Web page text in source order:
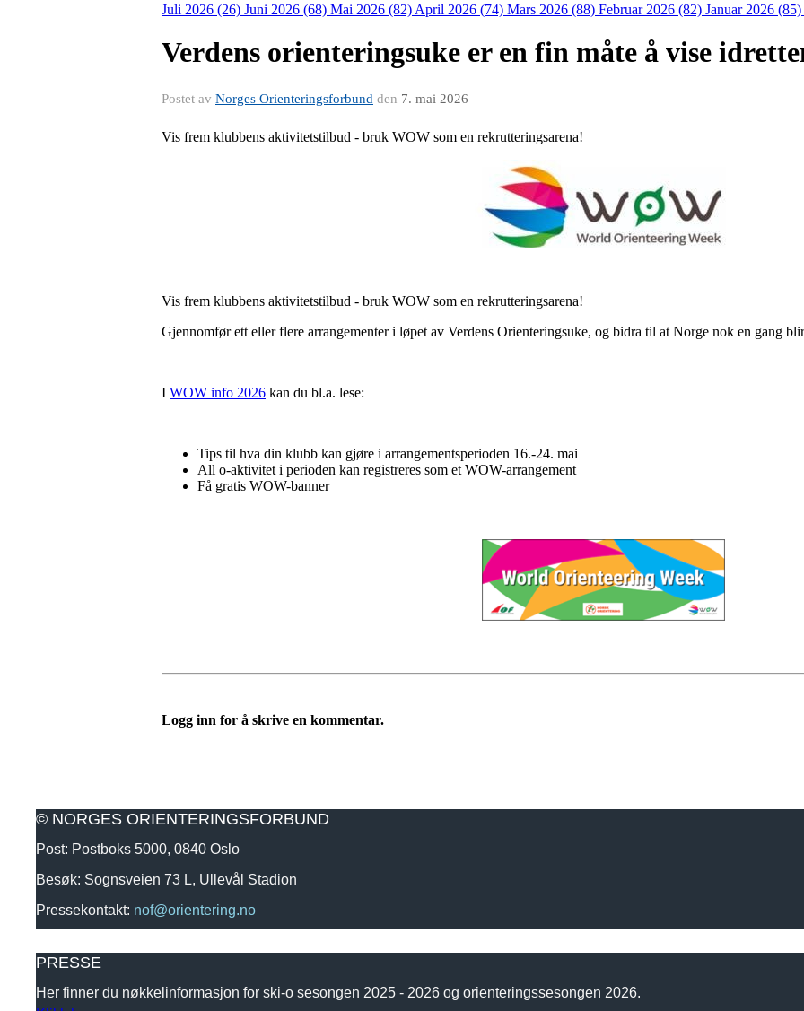
Juli 2026 (26) Juni 2026 (68) Mai 2026 (82) April 2026 (74) Mars 2026 (88) Februar 2026 (82) Januar 2026 (85)
Verdens orienteringsuke er en fin måte å vise
Postet av Norges Orienteringsforbund den 7. mai 2026
Vis frem klubbens aktivitetstilbud - bruk WOW som en rekrutteringsarena!
Vis frem klubbens aktivitetstilbud - bruk WOW som en rekrutteringsarena!
Gjennomfør ett eller flere arrangementer i løpet av Verdens Orienteringsuke, og bidra til at Norge nok en gang
I WOW info 2026 kan du bl.a. lese:
Tips til hva din klubb kan gjøre i arrangementsperioden 16.-24. mai
All o-aktivitet i perioden kan registreres som et WOW-arrangement
Få gratis WOW-banner
Logg inn for å skrive en kommentar.
© NORGES ORIENTERINGSFORBUND
Post: Postboks 5000, 0840 Oslo
Besøk: Sognsveien 73 L, Ullevål Stadion
Pressekontakt: nof@orientering.no
PRESSE
Her finner du nøkkelinformasjon for ski-o sesongen 2025 - 2026 og orienteringssesongen 2026.